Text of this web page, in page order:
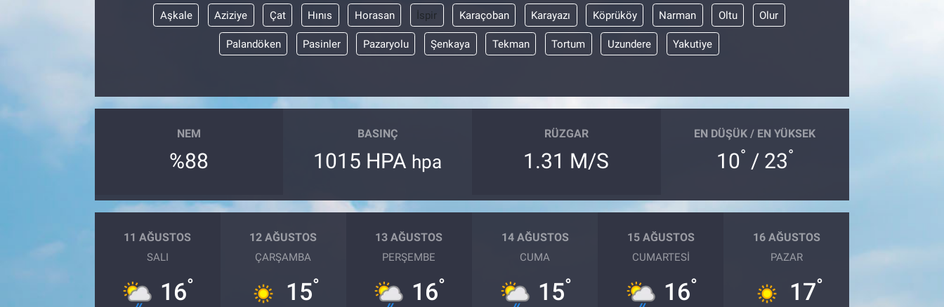
Aşkale Aziziye Çat Hınıs Horasan İspir Karaçoban Karayazı Köprüköy Narman Oltu Olur
Palandöken Pasinler Pazaryolu Şenkaya Tekman Tortum Uzundere Yakutiye
NEM
%88
BASINÇ
1015 HPA hpa
RÜZGAR
1.31 M/S
EN DÜŞÜK / EN YÜKSEK
10° / 23°
11 AĞUSTOS
SALI
16°
12 AĞUSTOS
ÇARŞAMBA
15°
13 AĞUSTOS
PERŞEMBE
16°
14 AĞUSTOS
CUMA
15°
15 AĞUSTOS
CUMARTESI
16°
16 AĞUSTOS
PAZAR
17°